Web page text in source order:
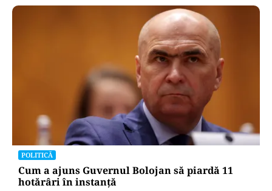
POLITICĂ
Cum a ajuns Guvernul Bolojan să piardă 11
hotărâri în instanță